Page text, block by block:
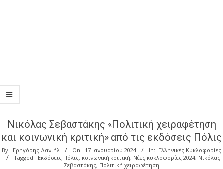
Νικόλας Σεβαστάκης «Πολιτική χειραφέτηση
και κοινωνική κριτική» από τις εκδόσεις Πόλις
By: Γρηγόρης Δανιήλ On: 17 Ιανουαρίου 2024 In: Ελληνικές Κυκλοφορίες
Tagged: Εκδόσεις Πόλις, κοινωνική κριτική, Νέες κυκλοφορίες 2024, Νικόλας
Σεβαστάκης, Πολιτική χειραφέτηση